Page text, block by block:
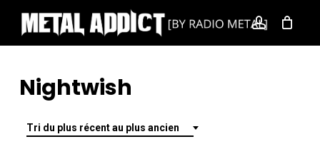
Skip
content
account
Nightwish
Tri du plus récent au plus ancien